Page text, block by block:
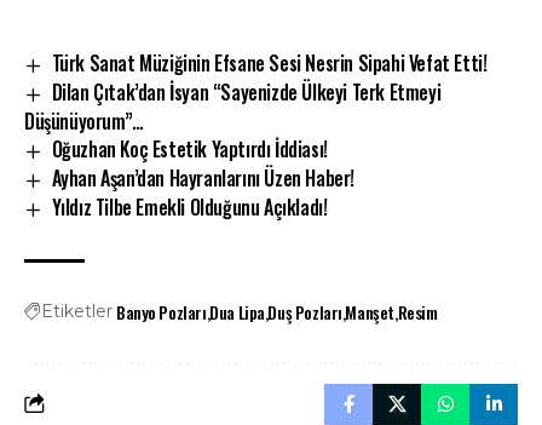
Türk Sanat Müziğinin Efsane Sesi Nesrin Sipahi Vefat Etti!
Dilan Çıtak’dan İsyan “Sayenizde Ülkeyi Terk Etmeyi
Düşünüyorum”…
Oğuzhan Koç Estetik Yaptırdı İddiası!
Ayhan Aşan’dan Hayranlarını Üzen Haber!
Yıldız Tilbe Emekli Olduğunu Açıkladı!
Etiketler Banyo PozlarıDua LipaDuş PozlarıManşetResim